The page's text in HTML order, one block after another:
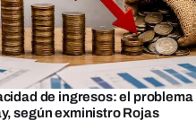
de ingresos: el problema
según exministro Rojas